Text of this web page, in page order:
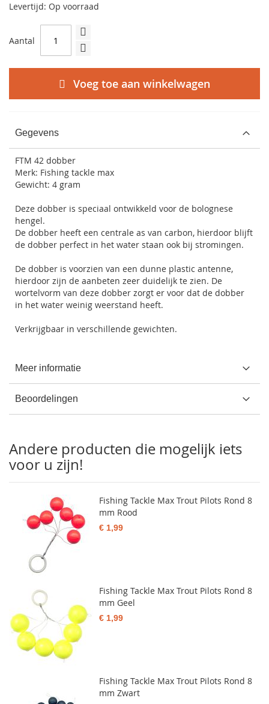
Levertijd: Op voorraad
Aantal
Voeg toe aan winkelwagen
Gegevens
FTM 42 dobber
Merk: Fishing tackle max
Gewicht: 4 gram
Deze dobber is speciaal ontwikkeld voor de bolognese
hengel.
De dobber heeft een centrale as van carbon, hierdoor blijft
de dobber perfect in het water staan ook bij stromingen.
De dobber is voorzien van een dunne plastic antenne,
hierdoor zijn de aanbeten zeer duidelijk te zien. De
wortelvorm van deze dobber zorgt er voor dat de dobber
in het water weinig weerstand heeft.
Verkrijgbaar in verschillende gewichten.
Meer informatie
Beoordelingen
Andere producten die mogelijk iets
voor u zijn!
Fishing Tackle Max Trout Pilots Rond 8
mm Rood
€ 1,99
Fishing Tackle Max Trout Pilots Rond 8
mm Geel
€ 1,99
Fishing Tackle Max Trout Pilots Rond 8
mm Zwart